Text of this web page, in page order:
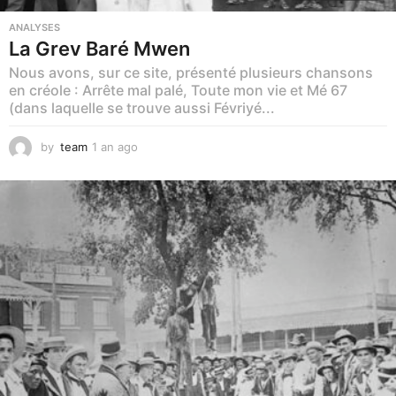
ANALYSES
La Grev Baré Mwen
Nous avons, sur ce site, présenté plusieurs chansons
en créole : Arrête mal palé, Toute mon vie et Mé 67
(dans laquelle se trouve aussi Févriyé...
by team 1 an ago
n
a
g
o